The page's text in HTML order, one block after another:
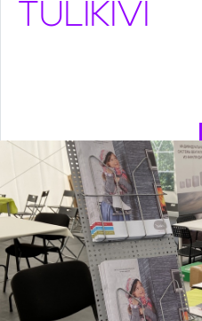
TULIKIVI